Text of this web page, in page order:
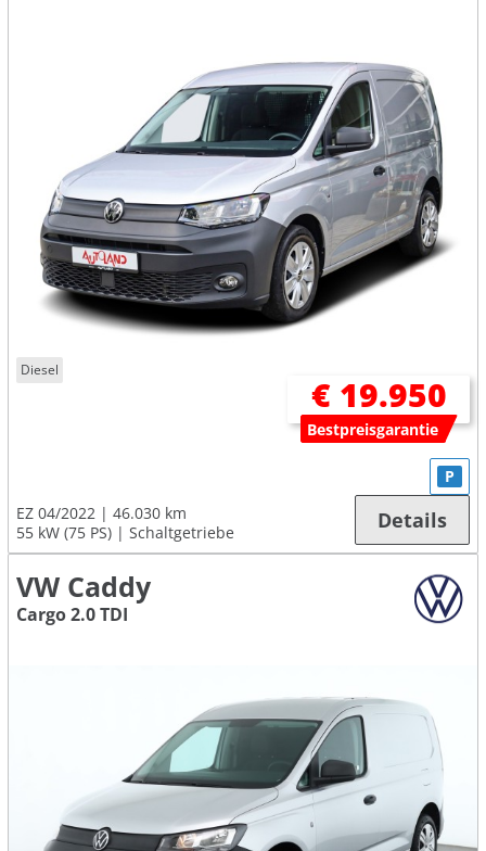
Diesel
€ 19.950
Bestpreisgarantie
EZ 04/2022
46.030 km
55 kW (75 PS)
Schaltgetriebe
P
Details
VW Caddy
Cargo 2.0 TDI